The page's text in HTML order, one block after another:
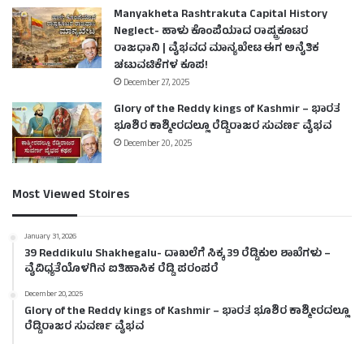
Manyakheta Rashtrakuta Capital History
Neglect- ಹಾಳು ಕೊಂಪೆಯಾದ ರಾಷ್ಟ್ರಕೂಟರ
ರಾಜಧಾನಿ | ವೈಭವದ ಮಾನ್ಯಖೇಟ ಈಗ ಅನೈತಿಕ
ಚಟುವಟಿಕೆಗಳ ಕೂಪ!
December 27, 2025
Glory of the Reddy kings of Kashmir – ಭಾರತ
ಭೂಶಿರ ಕಾಶ್ಮೀರದಲ್ಲೂ ರೆಡ್ಡಿರಾಜರ ಸುವರ್ಣ ವೈಭವ
December 20, 2025
Most Viewed Stoires
January 31, 2026
39 Reddikulu Shakhegalu- ದಾಖಲೆಗೆ ಸಿಕ್ಕ 39 ರೆಡ್ಡಿಕುಲ ಶಾಖೆಗಳು –
ವೈವಿಧ್ಯತೆಯೊಳಗಿನ ಐತಿಹಾಸಿಕ ರೆಡ್ಡಿ ಪರಂಪರೆ
December 20, 2025
Glory of the Reddy kings of Kashmir – ಭಾರತ ಭೂಶಿರ ಕಾಶ್ಮೀರದಲ್ಲೂ
ರೆಡ್ಡಿರಾಜರ ಸುವರ್ಣ ವೈಭವ